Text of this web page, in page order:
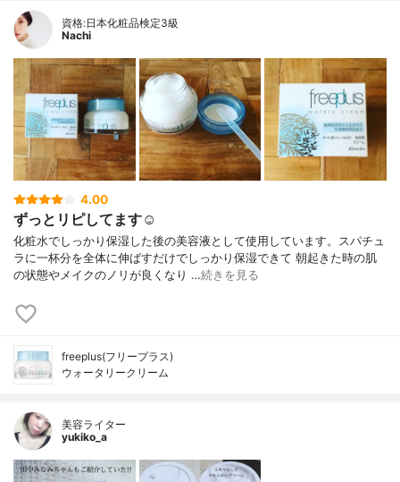
資格:日本化粧品検定3級
Nachi
4.00
ずっとリピしてます☺︎
化粧水でしっかり保湿した後の美容液として使用しています。スパチュ
ラに一杯分を全体に伸ばすだけでしっかり保湿できて 朝起きた時の肌
の状態やメイクのノリが良くなり …続きを見る
freeplus(フリープラス)
ウォータリークリーム
美容ライター
yukiko_a